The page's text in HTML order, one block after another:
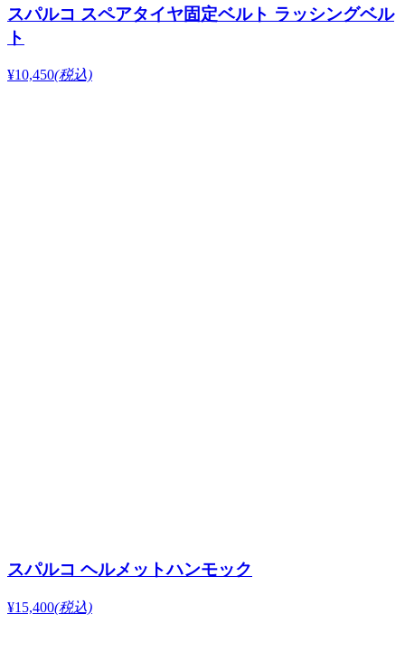
スパルコ スペアタイヤ固定ベルト ラッシングベル
ト
¥10,450(税込)
スパルコ ヘルメットハンモック
¥15,400(税込)